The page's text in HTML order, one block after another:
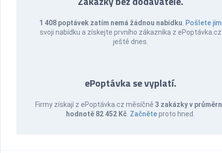
1 408 poptávek zatím nemá žádnou nabídku Pošlete jim
svoji nabídku a získejte prvního zákazníka z ePoptávka.cz
ještě dnes.
ePoptávka se vyplatí.
Firmy získají z ePoptávka.cz měsíčně 3 zakázky v
hodnotě 82 452 Kč Začněteproto hned.